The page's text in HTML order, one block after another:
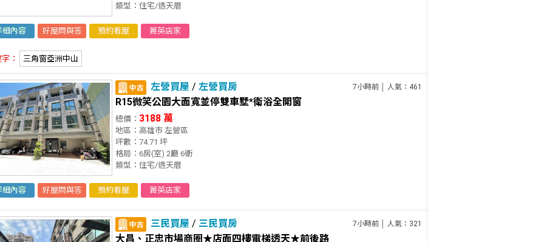
類型：住宅/透天厝
細內容 好屋問與答 預約看屋 菁英店家
： 三角窗亞洲中山
左營買屋 / 左營買房 7小時前 │ 人氣：461
R15微笑公園大面寬並停雙車墅*衛浴全開窗
總價： 3188 萬
地區：高雄市 左營區
坪數：74.71 坪
格局：6房(室) 2廳 6衛
類型：住宅/透天厝
細內容 好屋問與答 預約看屋 菁英店家
三民買屋 / 三民買房 7小時前 │ 人氣：321
大昌、正忠市場商圈★店面四樓電梯透天★前後路